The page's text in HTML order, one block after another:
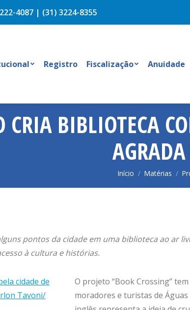
4087 | (31) 3224-8355
Registro Fiscalização Anuidade
CRIA BIBLIOTECA
Você está aqui:
Início Matérias
pontos da cidade em uma biblioteca ao ar
à cultura e histórias.
O projeto “Book Crossing”
moradores e turistas de Águas